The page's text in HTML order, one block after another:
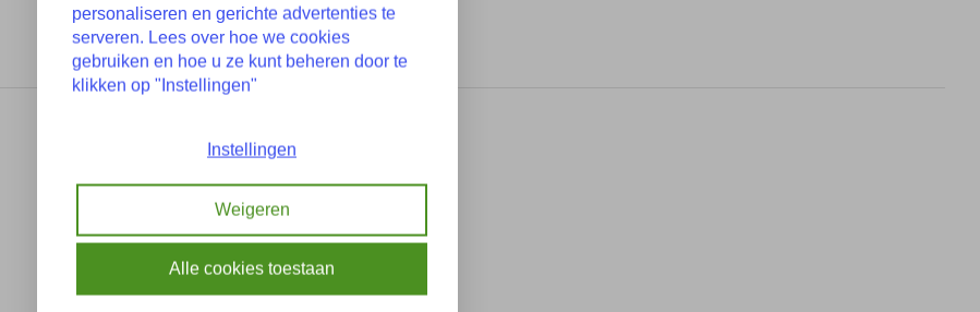
personaliseren en gerichte advertenties te
serveren. Lees over hoe we cookies
gebruiken en hoe u ze kunt beheren door te
klikken op "Instellingen"
Instellingen
Weigeren
Alle cookies toestaan